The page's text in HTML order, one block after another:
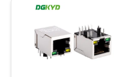
ΠΟΛΙΤΙΚΉ
ΜΥΣΤΙΚΌΤΗΤΑΣ